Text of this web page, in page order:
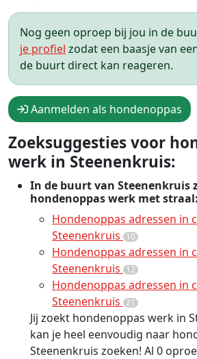
Nog geen oproep bij jou in de
je profiel zodat een baasje van
de buurt direct kan reageren.
Aanmelden als hondenoppas
Zoeksuggesties voor
werk in Steenenkruis:
In de buurt van Steenenkruis
hondenoppas werk met straal:
Hondenoppas adressen in
Steenenkruis 10
Hondenoppas adressen in
Steenenkruis 12
Hondenoppas adressen in
Steenenkruis 21
Jij zoekt hondenoppas werk in
kan je heel eenvoudig naar
Steenenkruis zoeken! Al 0